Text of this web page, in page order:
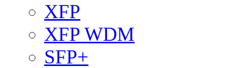
XFP
XFP WDM
SFP+